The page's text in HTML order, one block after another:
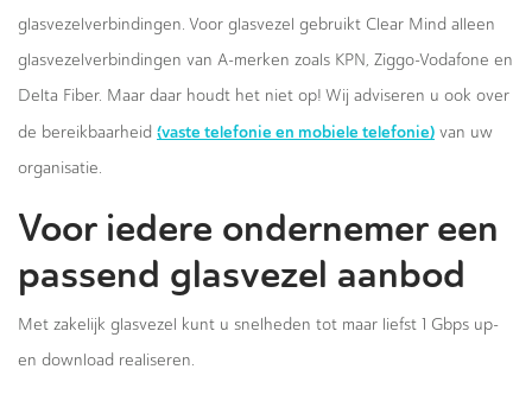
glasvezelverbindingen. Voor glasvezel gebruikt Clear Mind alleen
glasvezelverbindingen van A-merken zoals KPN, Ziggo-Vodafone en
Delta Fiber. Maar daar houdt het niet op! Wij adviseren u ook over
de bereikbaarheid (vaste telefonie en mobiele telefonie) van uw
organisatie.
Voor iedere ondernemer een
passend glasvezel aanbod
Met zakelijk glasvezel kunt u snelheden tot maar liefst 1 Gbps up-
en download realiseren.